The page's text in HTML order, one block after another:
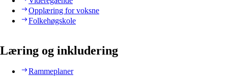
Opplæring for voksne
Folkehøgskole
Læring og inkludering
Rammeplaner